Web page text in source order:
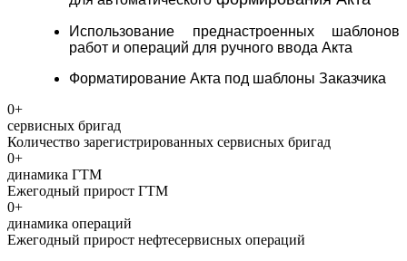
Использование преднастроенных шаблонов
работ и операций для ручного ввода Акта
Форматирование Акта под шаблоны Заказчика
0+
сервисных бригад
Количество зарегистрированных сервисных бригад
0+
динамика ГТМ
Ежегодный прирост ГТМ
0+
динамика операций
Ежегодный прирост нефтесервисных операций